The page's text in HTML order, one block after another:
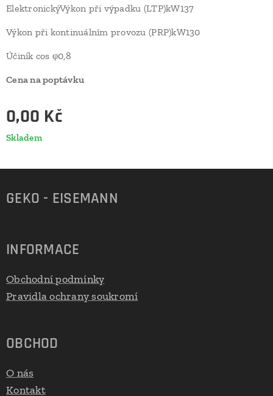
ElektronickýVýkon při výpadku (LTP)kW137
Výkon při kontinuálním provozu (PRP)kW130
Účiník cos φ0,8
Cena na poptávku
0,00 Kč
Skladem
GEKO - EISEMANN
INFORMACE
Obchodní podmínky
Pravidla ochrany soukromí
OBCHOD
O nás
Kontakt